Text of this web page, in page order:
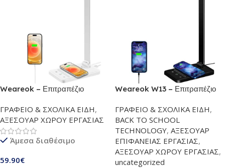
Weareok – Επιτραπέζιο
γραφείου με δυνατότητα
ρύθμισης φωτισμού | Mε 5
χρώματα και 6 επίπεδα
φωτεινότητας | Φωτιστικό φιλικό
Ασύρματη φόρτιση
ΓΡΑΦΕΙΟ & ΣΧΟΛΙΚΑ ΕΙΔΗ,
ΑΞΕΣΟΥΑΡ ΧΩΡΟΥ ΕΡΓΑΣΙΑΣ
Άμεσα διαθέσιμο
59.90€
Weareok W13 – Επιτραπέζιο
γραφείου με δυνατότητα
ρύθμισης φωτισμού | Mε 5
χρώματα και 6 επίπεδα
φωτεινότητας | Φωτιστικό φιλικό
προς τα μάτια 10 W | QI
Ασύρματη φόρτιση
ΓΡΑΦΕΙΟ & ΣΧΟΛΙΚΑ ΕΙΔΗ,
BACK TO SCHOOL
TECHNOLOGY, ΑΞΕΣΟΥΑΡ
ΕΠΙΦΑΝΕΙΑΣ ΕΡΓΑΣΙΑΣ,
ΑΞΕΣΟΥΑΡ ΧΩΡΟΥ ΕΡΓΑΣΙΑΣ,
uncategorized